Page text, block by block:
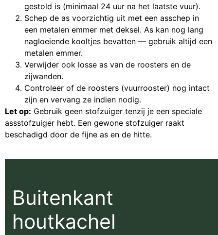
gestold is (minimaal 24 uur na het laatste vuur).
Schep de as voorzichtig uit met een asschep in
een metalen emmer met deksel. As kan nog lang
nagloeiende kooltjes bevatten — gebruik altijd een
metalen emmer.
Verwijder ook losse as van de roosters en de
zijwanden.
Controleer of de roosters (vuurrooster) nog intact
zijn en vervang ze indien nodig.
Let op: Gebruik geen stofzuiger tenzij je een speciale
assstofzuiger hebt. Een gewone stofzuiger raakt
beschadigd door de fijne as en de hitte.
Buitenkant
houtkachel